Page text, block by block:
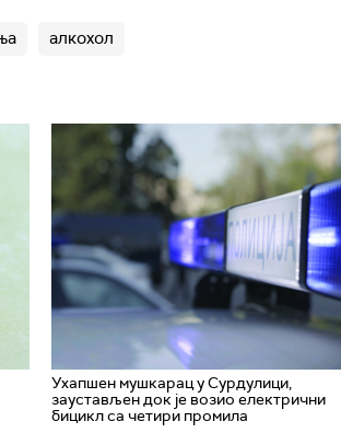
алкохол
Ухапшен мушкарац у Сурдулици,
заустављен док је возио електрични
бицикл са четири промила